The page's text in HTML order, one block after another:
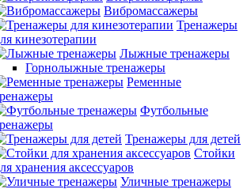
Вибромассажеры
Тренажеры
кинезотерапии
Лыжные тренажеры
Горнолыжные тренажеры
Ременные
Футбольные
Тренажеры для детей
Стойки
хранения аксессуаров
Уличные тренажеры